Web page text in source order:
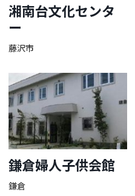
湘南台文化センタ
ー
藤沢市
鎌倉婦人子供会館
鎌倉